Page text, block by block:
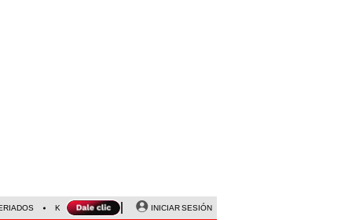
KEIKO FUJIMORI NALDY SALDAÑA
INICIAR SESIÓN